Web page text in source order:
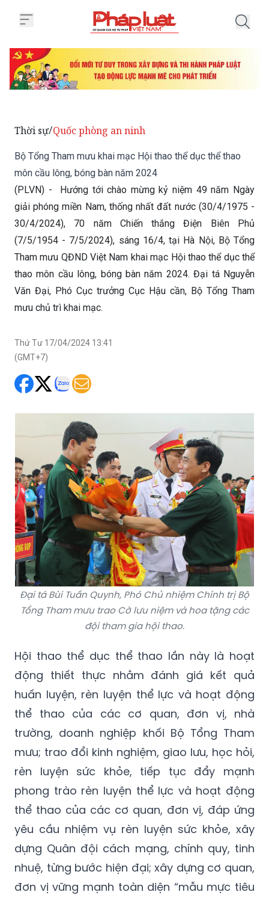
Thời sự/Quốc phòng an ninh
Bộ Tổng Tham mưu khai mạc Hội thao thể dục thể thao
môn cầu lông, bóng bàn năm 2024
(PLVN) - Hướng tới chào mừng kỷ niệm 49 năm Ngày
giải phóng miền Nam, thống nhất đất nước (30/4/1975 -
30/4/2024), 70 năm Chiến thắng Điện Biên Phủ
(7/5/1954 - 7/5/2024), sáng 16/4, tại Hà Nội, Bộ Tổng
Tham mưu QĐND Việt Nam khai mạc Hội thao thể dục thể
thao môn cầu lông, bóng bàn năm 2024. Đại tá Nguyễn
Văn Đại, Phó Cục trưởng Cục Hậu cần, Bộ Tổng Tham
mưu chủ trì khai mạc.
Thứ Tư 17/04/2024 13:41
(GMT+7)
Đại tá Bùi Tuấn Quynh, Phó Chủ nhiệm Chính trị Bộ
Tổng Tham mưu trao Cờ lưu niệm và hoa tặng các
đội tham gia hội thao.
Hội thao thể dục thể thao lần này là hoạt
động thiết thực nhằm đánh giá kết quả
huấn luyện, rèn luyện thể lực và hoạt động
thể thao của các cơ quan, đơn vị, nhà
trường, doanh nghiệp khối Bộ Tổng Tham
mưu; trao đổi kinh nghiệm, giao lưu, học hỏi,
rèn luyện sức khỏe, tiếp tục đẩy mạnh
phong trào rèn luyện thể lực và hoạt động
thể thao của các cơ quan, đơn vị, đáp ứng
yêu cầu nhiệm vụ rèn luyện sức khỏe, xây
dựng Quân đội cách mạng, chính quy, tinh
nhuệ, từng bước hiện đại; xây dựng cơ quan,
đơn vị vững mạnh toàn diện “mẫu mực tiêu